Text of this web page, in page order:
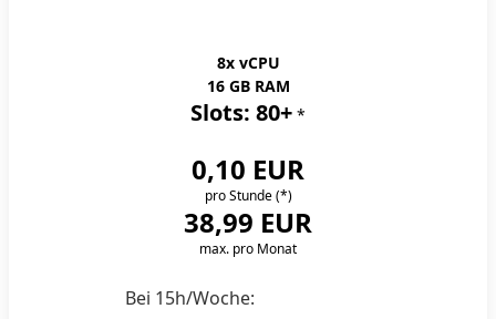
8x vCPU
16 GB RAM
Slots: 80+ *
0,10 EUR
pro Stunde(*)
38,99 EUR
max. pro Monat
Bei 15h/Woche: